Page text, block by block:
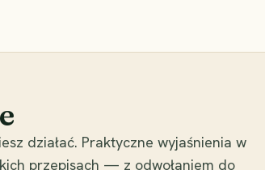
działać. Praktyczne wyjaśnienia w
przepisach — z odwołaniem do